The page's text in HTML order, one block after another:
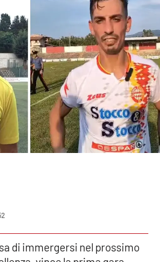
di immergersi nel prossimo